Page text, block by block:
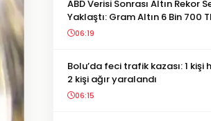
ABD Verisi Sonrası Altın Rekor
Yaklaştı: Gram Altın 6 Bin 700
06:19
Bolu’da feci trafik kazası: 1 kişi
2 kişi ağır yaralandı
06:15